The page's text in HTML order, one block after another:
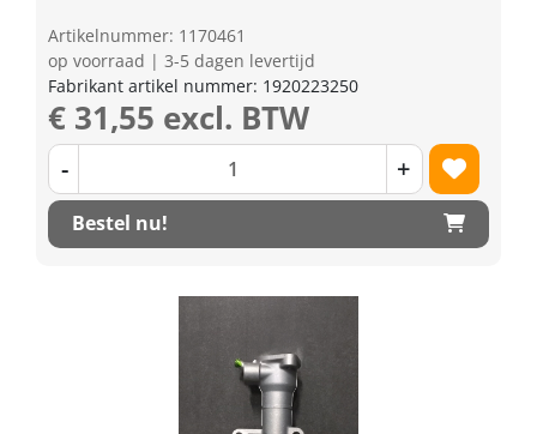
Artikelnummer: 1170461
op voorraad | 3-5 dagen levertijd
Fabrikant artikel nummer: 1920223250
€ 31,55 excl. BTW
- +
Bestel nu!